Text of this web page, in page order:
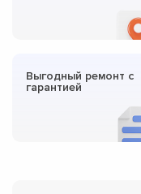
Выгодный ремонт с
гарантией